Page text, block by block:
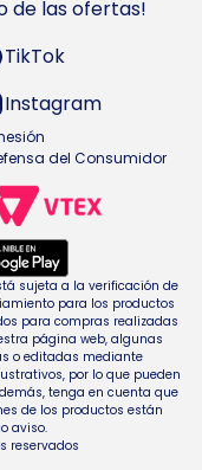
de las ofertas!
TikTok
Instagram
del Consumidor
sujeta a la verificación de
para los productos
para compras realizadas
página web, algunas
o editadas mediante
por lo que pueden
tenga en cuenta que
de los productos están
aviso.
reservados